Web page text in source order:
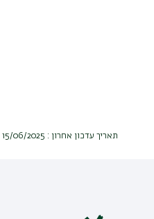
תאריך עדכון אחרון : 15/06/2025